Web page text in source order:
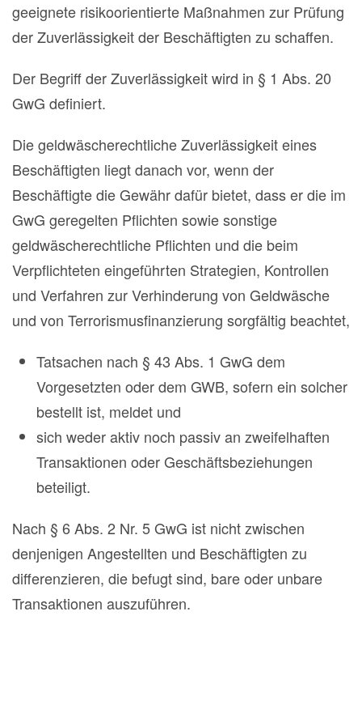
geeignete risikoorientierte Maßnahmen zur Prüfung
der Zuverlässigkeit der Beschäftigten zu schaffen.
Der Begriff der Zuverlässigkeit wird in § 1 Abs. 20
GwG definiert.
Die geldwäscherechtliche Zuverlässigkeit eines
Beschäftigten liegt danach vor, wenn der
Beschäftigte die Gewähr dafür bietet, dass er die im
GwG geregelten Pflichten sowie sonstige
geldwäscherechtliche Pflichten und die beim
Verpflichteten eingeführten Strategien, Kontrollen
und Verfahren zur Verhinderung von Geldwäsche
und von Terrorismusfinanzierung sorgfältig beachtet,
Tatsachen nach § 43 Abs. 1 GwG dem
Vorgesetzten oder dem GWB, sofern ein solcher
bestellt ist, meldet und
sich weder aktiv noch passiv an zweifelhaften
Transaktionen oder Geschäftsbeziehungen
beteiligt.
Nach § 6 Abs. 2 Nr. 5 GwG ist nicht zwischen
denjenigen Angestellten und Beschäftigten zu
differenzieren, die befugt sind, bare oder unbare
Transaktionen auszuführen.